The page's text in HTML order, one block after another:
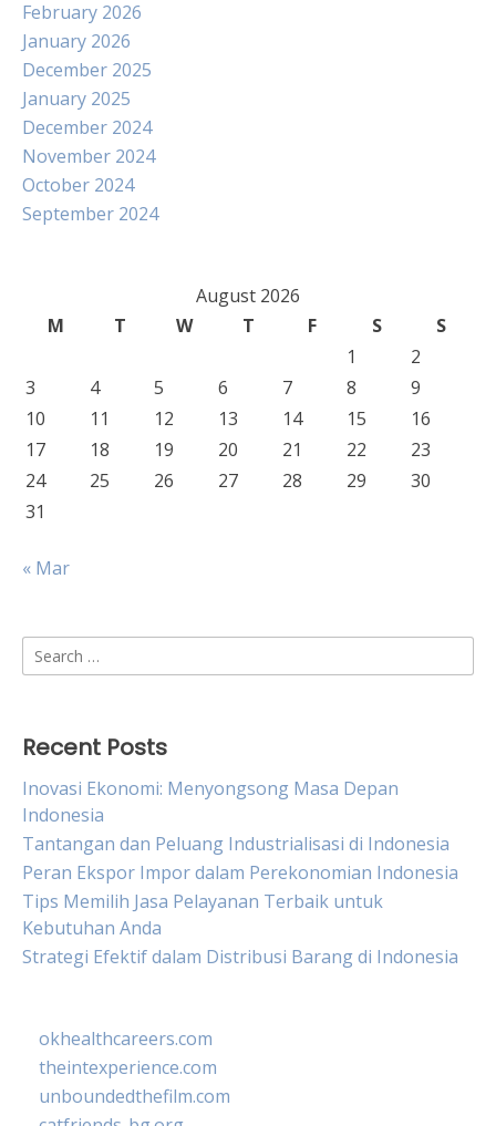
February 2026
January 2026
December 2025
January 2025
December 2024
November 2024
October 2024
September 2024
August 2026
M
T W T F S
S
1
2
3
4 5 6 7 8
9
10
11 12 13 14 15
16
17
18 19 20 21 22
23
24
25 26 27 28 29
30
31
« Mar
Search
for:
Recent Posts
Inovasi Ekonomi: Menyongsong Masa Depan
Indonesia
Tantangan dan Peluang Industrialisasi di Indonesia
Peran Ekspor Impor dalam Perekonomian Indonesia
Tips Memilih Jasa Pelayanan Terbaik untuk
Kebutuhan Anda
Strategi Efektif dalam Distribusi Barang di Indonesia
okhealthcareers.com
theintexperience.com
unboundedthefilm.com